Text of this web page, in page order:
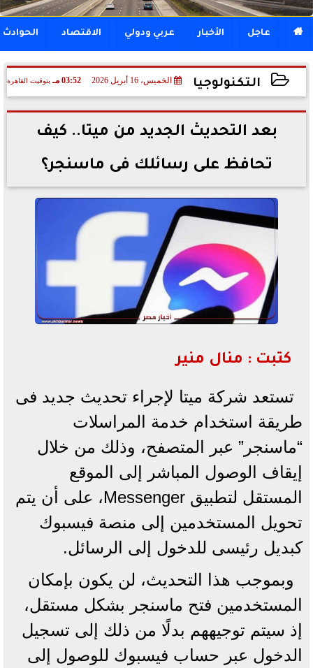
 عاجل الأخبار عربي ودولي الاقتصاد الحوادث
التكنولوجيا الخميس، 16 أبريل 2026 03:52 مـ بتوقيت القاهرة
2026-04-16 15:52:32
بعد التحديث الجديد من ميتا.. كيف
تحافظ على رسائلك فى ماسنجر؟
كتبت : منال منير
تستعد شركة ميتا لإجراء تحديث جديد فى
طريقة استخدام خدمة المراسلات
“ماسنجر” عبر المتصفح، وذلك من خلال
إيقاف الوصول المباشر إلى الموقع
المستقل لتطبيق Messenger، على أن يتم
تحويل المستخدمين إلى منصة فيسبوك
كبديل رئيسى للدخول إلى الرسائل.
وبموجب هذا التحديث، لن يكون بإمكان
المستخدمين فتح ماسنجر بشكل مستقل،
إذ سيتم توجيههم بدلًا من ذلك إلى تسجيل
الدخول عبر حساب فيسبوك للوصول إلى